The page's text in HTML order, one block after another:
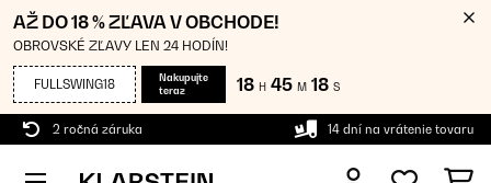
AŽ DO 18 % ZĽAVA V OBCHODE!
OBROVSKÉ ZĽAVY LEN 24 HODÍN!
FULLSWING18
Nakupujte
teraz
18 H 45 M 17 S
2 ročná záruka 14 dní na vrátenie tovaru